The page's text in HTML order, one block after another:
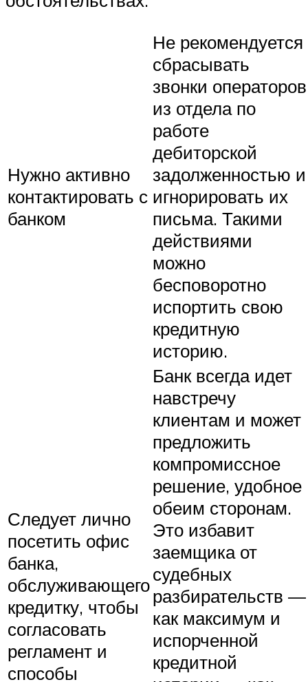
Нужно активно
контактировать с
банком
Не рекомендуется
сбрасывать
звонки операторов
из отдела по
работе
дебиторской
задолженностью и
игнорировать их
письма. Такими
действиями
можно
бесповоротно
испортить свою
кредитную
историю.
Следует лично
посетить офис
банка,
обслуживающего
кредитку, чтобы
согласовать
регламент и
способы
Банк всегда идет
навстречу
клиентам и может
предложить
компромиссное
решение, удобное
обеим сторонам.
Это избавит
заемщика от
судебных
разбирательств —
как максимум и
испорченной
кредитной